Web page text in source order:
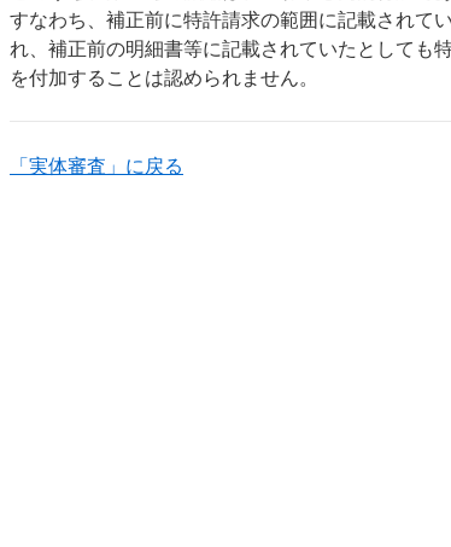
すなわち、補正前に特許請求の範囲に記載されて
れ、補正前の明細書等に記載されていたとしても
を付加することは認められません。
「実体審査」に戻る